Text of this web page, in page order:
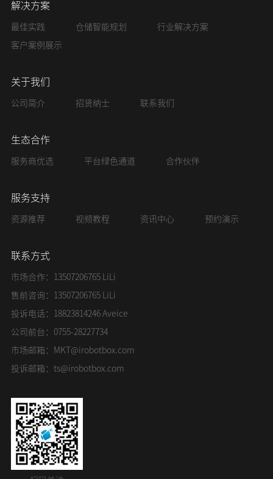
解决方案
最佳实践 仓储智能规划 行业解决方案
客户案例展示
关于我们
公司简介 招贤纳士 联系我们
生态合作
服务商优选 平台绿色通道 合作伙伴
服务支持
资源推荐 视频教程 资讯中心 预约演示
联系方式
市场合作：13507206765 LiLi
售前咨询：13507206765 LiLi
投诉电话：18823814246 Aveice
公司前台：0755-28227734
市场邮箱： MKT@irobotbox.com
投诉邮箱： ts@irobotbox.com